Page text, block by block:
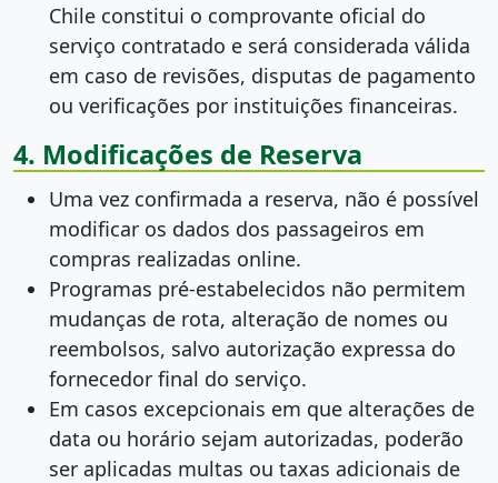
Chile constitui o comprovante oficial do
serviço contratado e será considerada válida
em caso de revisões, disputas de pagamento
ou verificações por instituições financeiras.
4. Modificações de Reserva
Uma vez confirmada a reserva, não é possível
modificar os dados dos passageiros em
compras realizadas online.
Programas pré-estabelecidos não permitem
mudanças de rota, alteração de nomes ou
reembolsos, salvo autorização expressa do
fornecedor final do serviço.
Em casos excepcionais em que alterações de
data ou horário sejam autorizadas, poderão
ser aplicadas multas ou taxas adicionais de